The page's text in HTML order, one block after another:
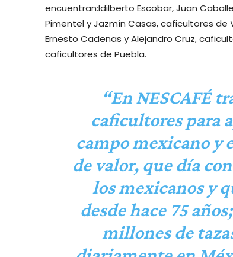
encuentran:Idilberto Escobar, Juan
Pimentel y Jazmín Casas, caficultores de
Ernesto Cadenas y Alejandro Cruz,
caficultores de Puebla.
“En NESCAFÉ
caficultores para
campo mexicano y
de valor, que día
los mexicanos y
desde hace 75
millones de